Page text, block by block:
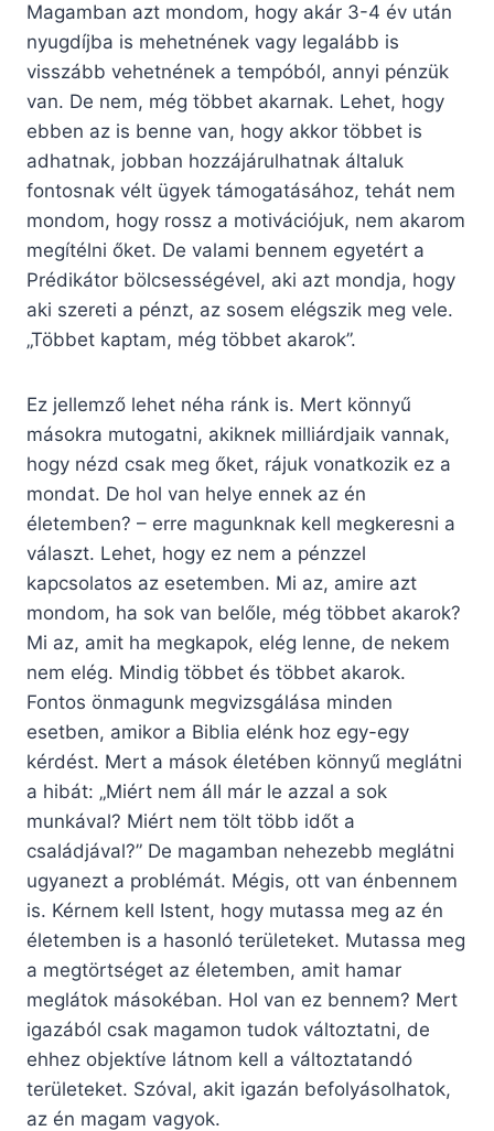
Magamban azt mondom, hogy akár 3-4 év után
nyugdíjba is mehetnének vagy legalább is
visszább vehetnének a tempóból, annyi pénzük
van. De nem, még többet akarnak. Lehet, hogy
ebben az is benne van, hogy akkor többet is
adhatnak, jobban hozzájárulhatnak általuk
fontosnak vélt ügyek támogatásához, tehát nem
mondom, hogy rossz a motivációjuk, nem akarom
megítélni őket. De valami bennem egyetért a
Prédikátor bölcsességével, aki azt mondja, hogy
aki szereti a pénzt, az sosem elégszik meg vele.
„Többet kaptam, még többet akarok”.
Ez jellemző lehet néha ránk is. Mert könnyű
másokra mutogatni, akiknek milliárdjaik vannak,
hogy nézd csak meg őket, rájuk vonatkozik ez a
mondat. De hol van helye ennek az én
életemben? – erre magunknak kell megkeresni a
választ. Lehet, hogy ez nem a pénzzel
kapcsolatos az esetemben. Mi az, amire azt
mondom, ha sok van belőle, még többet akarok?
Mi az, amit ha megkapok, elég lenne, de nekem
nem elég. Mindig többet és többet akarok.
Fontos önmagunk megvizsgálása minden
esetben, amikor a Biblia elénk hoz egy-egy
kérdést. Mert a mások életében könnyű meglátni
a hibát: „Miért nem áll már le azzal a sok
munkával? Miért nem tölt több időt a
családjával?” De magamban nehezebb meglátni
ugyanezt a problémát. Mégis, ott van énbennem
is. Kérnem kell Istent, hogy mutassa meg az én
életemben is a hasonló területeket. Mutassa meg
a megtörtséget az életemben, amit hamar
meglátok másokéban. Hol van ez bennem? Mert
igazából csak magamon tudok változtatni, de
ehhez objektíve látnom kell a változtatandó
területeket. Szóval, akit igazán befolyásolhatok,
az én magam vagyok.